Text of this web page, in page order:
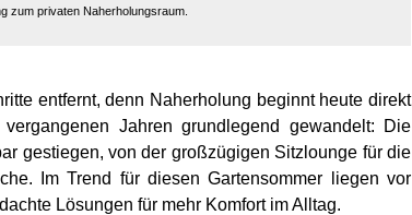
zum privaten Naherholungsraum.
entfernt, denn Naherholung beginnt heute direkt
Jahren grundlegend gewandelt: Die
gestiegen, von der großzügigen Sitzlounge für die
Im Trend für diesen Gartensommer liegen vor
Lösungen für mehr Komfort im Alltag.